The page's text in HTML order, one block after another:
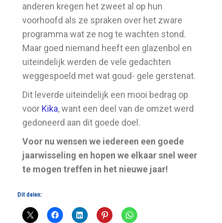
anderen kregen het zweet al op hun
voorhoofd als ze spraken over het zware
programma wat ze nog te wachten stond.
Maar goed niemand heeft een glazenbol en
uiteindelijk werden de vele gedachten
weggespoeld met wat goud- gele gerstenat.
Dit leverde uiteindelijk een mooi bedrag op
voor Kika, want een deel van de omzet werd
gedoneerd aan dit goede doel.
Voor nu wensen we iedereen een goede
jaarwisseling en hopen we elkaar snel weer
te mogen treffen in het nieuwe jaar!
Dit delen: